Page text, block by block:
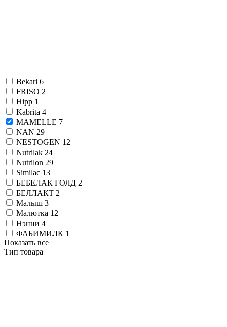
Bekari 6
FRISO 2
Hipp 1
Kabrita 4
MAMELLE 7
NAN 29
NESTOGEN 12
Nutrilak 24
Nutrilon 29
Similac 13
БЕБЕЛАК ГОЛД 2
БЕЛЛАКТ 2
Малыш 3
Малютка 12
Нэнни 4
ФАБИМИЛК 1
Показать все
Тип товара